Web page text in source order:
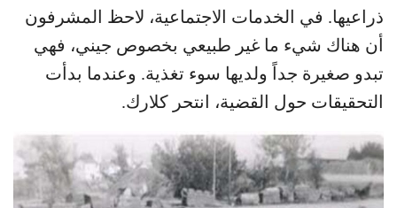
ذراعيها. في الخدمات الاجتماعية، لاحظ المشرفون
أن هناك شيء ما غير طبيعي بخصوص جيني، فهي
تبدو صغيرة جداً ولديها سوء تغذية. وعندما بدأت
التحقيقات حول القضية، انتحر كلارك.